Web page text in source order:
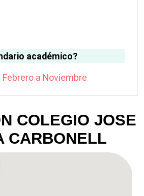
académico?
Febrero a Noviembre
COLEGIO JOSE
CARBONELL